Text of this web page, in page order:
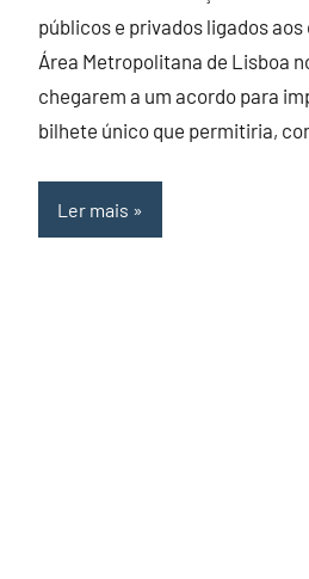
públicos e privados ligados
Área Metropolitana de Lisboa
chegarem a um acordo para
bilhete único que permitiria,
Ler mais